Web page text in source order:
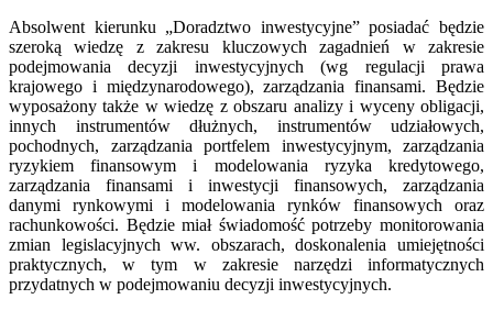
Absolwent kierunku „Doradztwo inwestycyjne” posiadać będzie
szeroką wiedzę z zakresu kluczowych zagadnień w zakresie
podejmowania decyzji inwestycyjnych (wg regulacji prawa
krajowego i międzynarodowego), zarządzania finansami. Będzie
wyposażony także w wiedzę z obszaru analizy i wyceny obligacji,
innych instrumentów dłużnych, instrumentów udziałowych,
pochodnych, zarządzania portfelem inwestycyjnym, zarządzania
ryzykiem finansowym i modelowania ryzyka kredytowego,
zarządzania finansami i inwestycji finansowych, zarządzania
danymi rynkowymi i modelowania rynków finansowych oraz
rachunkowości. Będzie miał świadomość potrzeby monitorowania
zmian legislacyjnych ww. obszarach, doskonalenia umiejętności
praktycznych, w tym w zakresie narzędzi informatycznych
przydatnych w podejmowaniu decyzji inwestycyjnych.